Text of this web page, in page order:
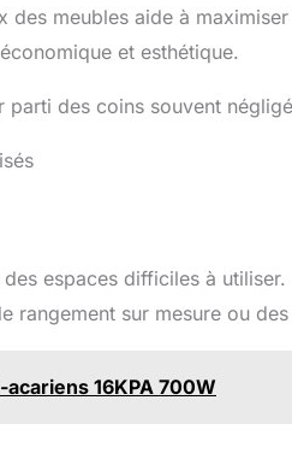
meubles aide à
et esthétique.
des coins souvent
espaces difficiles à
sur mesure ou des
16KPA 700W